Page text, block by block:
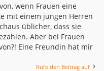
wenn Frauen eine
mit einem jungen Herren
üblicher, dass sie
Aber bei Frauen
Eine Freundin hat mir
Rufe den Beitrag auf